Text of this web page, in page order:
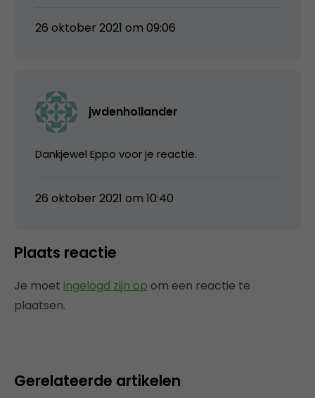
26 oktober 2021 om 09:06
jwdenhollander
Dankjewel Eppo voor je reactie.
26 oktober 2021 om 10:40
Plaats reactie
Je moet ingelogd zijn op om een reactie te
plaatsen.
Gerelateerde artikelen